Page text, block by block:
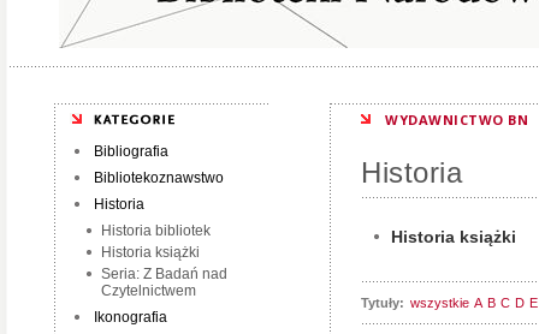
Bibliografia
Bibliotekoznawstwo
Historia
Historia bibliotek
Historia książki
Seria: Z Badań nad
Czytelnictwem
Ikonografia
WYDAWNICTWO BN
Historia
Historia książki
Tytuły: wszystkie A B C D E